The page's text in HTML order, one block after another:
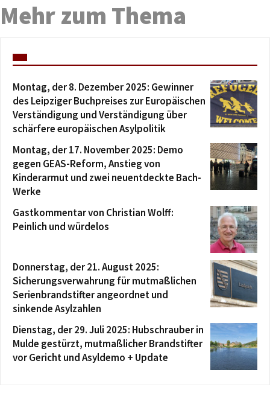
Mehr zum Thema
Montag, der 8. Dezember 2025: Gewinner
des Leipziger Buchpreises zur Europäischen
Verständigung und Verständigung über
schärfere europäischen Asylpolitik
Montag, der 17. November 2025: Demo
gegen GEAS-Reform, Anstieg von
Kinderarmut und zwei neuentdeckte Bach-
Werke
Gastkommentar von Christian Wolff:
Peinlich und würdelos
Donnerstag, der 21. August 2025:
Sicherungsverwahrung für mutmaßlichen
Serienbrandstifter angeordnet und
sinkende Asylzahlen
Dienstag, der 29. Juli 2025: Hubschrauber in
Mulde gestürzt, mutmaßlicher Brandstifter
vor Gericht und Asyldemo + Update